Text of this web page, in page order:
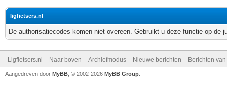
ligfietsers.nl
De authorisatiecodes komen niet overeen. Gebruikt u deze functie op de
Ligfietsers.nl Naar boven Archiefmodus Nieuwe berichten Berichten
Aangedreven door MyBB , © 2002-2026 MyBB Group